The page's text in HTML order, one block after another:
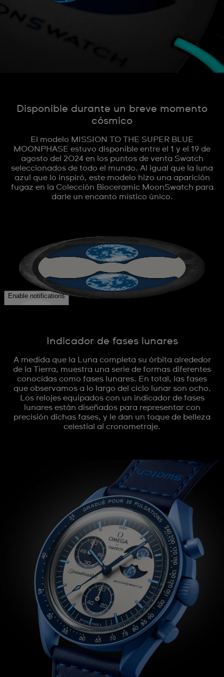
Disponible durante un breve momento
cósmico
El modelo MISSION TO THE SUPER BLUE
MOONPHASE estuvo disponible entre el 1 y el 19 de
agosto del 2024 en los puntos de venta Swatch
seleccionados de todo el mundo. Al igual que la luna
azul que lo inspiró, este modelo hizo una aparición
fugaz en la Colección Bioceramic MoonSwatch para
darle un encanto místico único.
Indicador de fases lunares
A medida que la Luna completa su órbita alrededor
de la Tierra, muestra una serie de formas diferentes
conocidas como fases lunares. En total, las fases
que observamos a lo largo del ciclo lunar son ocho.
Los relojes equipados con un indicador de fases
lunares están diseñados para representar con
precisión dichas fases, y le dan un toque de belleza
celestial al cronometraje.